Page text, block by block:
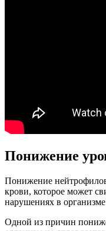
Понижение
Понижение
крови, которое может
нарушениях в организме
Одной из причин